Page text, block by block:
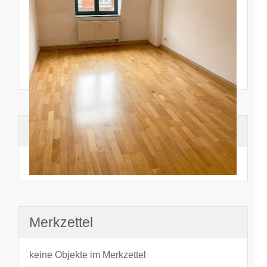
Suchhistorie
noch nichts angesehen
Merkzettel
keine Objekte im Merkzettel